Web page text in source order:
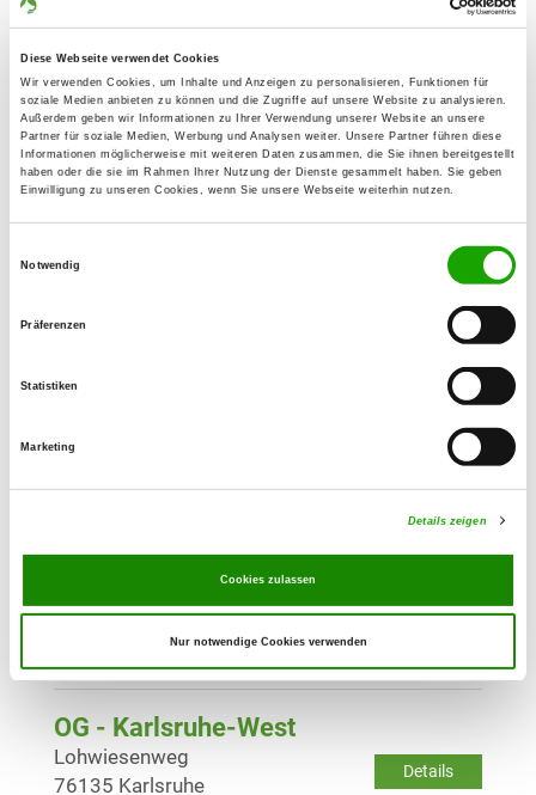
Diese Webseite verwendet Cookies
Wir verwenden Cookies, um Inhalte und Anzeigen zu personalisieren, Funktionen für
soziale Medien anbieten zu können und die Zugriffe auf unsere Website zu analysieren.
Außerdem geben wir Informationen zu Ihrer Verwendung unserer Website an unsere
Partner für soziale Medien, Werbung und Analysen weiter. Unsere Partner führen diese
Informationen möglicherweise mit weiteren Daten zusammen, die Sie ihnen bereitgestellt
haben oder die sie im Rahmen Ihrer Nutzung der Dienste gesammelt haben. Sie geben
Einwilligung zu unseren Cookies, wenn Sie unsere Webseite weiterhin nutzen.
Notwendig
Präferenzen
Statistiken
Marketing
Details zeigen
Cookies zulassen
Nur notwendige Cookies verwenden
OG - Au am Rhein
Feldstrasse
76474 Au am Rhein
OG - Bietigheim-Hardt
Federbachweg 3
Umgebung
76448 Durmersheim
OG - Eggenstein
Kopfweg 6
OG - Karlsruhe 02
Adenauerring 30
76131 Karlsruhe
OG - Karlsruhe-West
Details
Lohwiesenweg
76135 Karlsruhe